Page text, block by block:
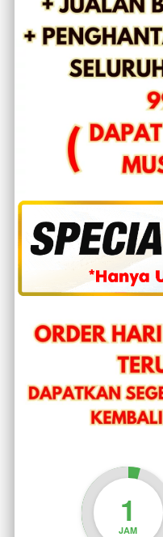
1
JAM